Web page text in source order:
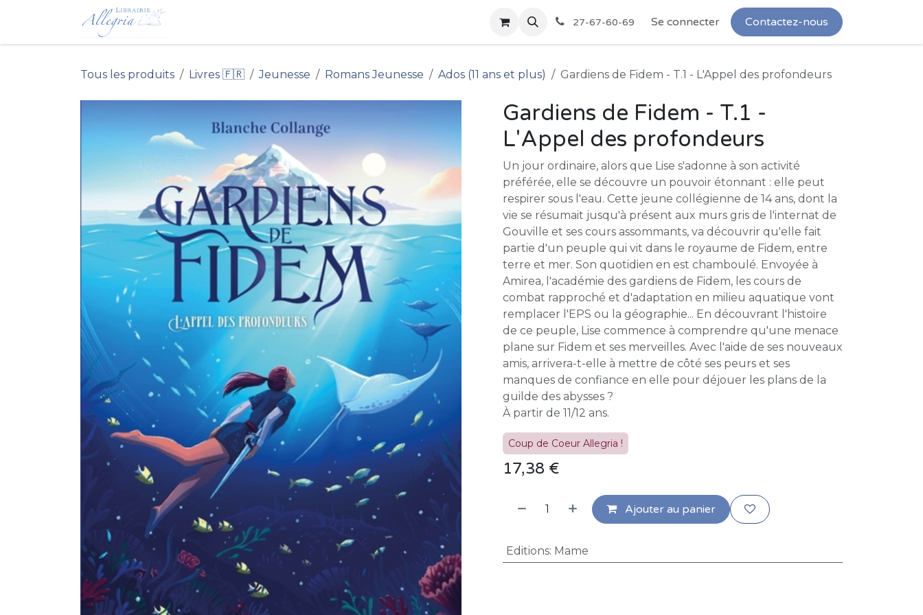
Se rendre au contenu
27-67-60-69 Se connecter Contactez-nous
Tous les produits Livres 🇫🇷 Jeunesse Romans Jeunesse Ados (11 ans et plus) Gardiens de Fidem - T.1 - L'Appel des profondeurs
Gardiens de Fidem - T.1 -
L'Appel des profondeurs
Un jour ordinaire, alors que Lise s'adonne à son activité
préférée, elle se découvre un pouvoir étonnant : elle peut
respirer sous l'eau. Cette jeune collégienne de 14 ans, dont la
vie se résumait jusqu'à présent aux murs gris de l'internat de
Gouville et ses cours assommants, va découvrir qu'elle fait
partie d'un peuple qui vit dans le royaume de Fidem, entre
terre et mer. Son quotidien en est chamboulé. Envoyée à
Amirea, l'académie des gardiens de Fidem, les cours de
combat rapproché et d'adaptation en milieu aquatique vont
remplacer l'EPS ou la géographie... En découvrant l'histoire
de ce peuple, Lise commence à comprendre qu'une menace
plane sur Fidem et ses merveilles. Avec l'aide de ses nouveaux
amis, arrivera-t-elle à mettre de côté ses peurs et ses
manques de confiance en elle pour déjouer les plans de la
guilde des abysses ?
À partir de 11/12 ans.
Coup de Coeur Allegria !
17,38 €
Ajouter au panier
Editions: Mame